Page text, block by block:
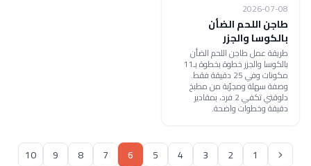
2026-07-08
طاجن اللحم الضأن
بالكوسا والجزر
طريقة عمل طاجن اللحم الضأن
بالكوسا والجزر خطوة بخطوة بـ11
مكونات وفي 25 دقيقة فقط.
وصفة سهلة ومجرّبة من مطبخ
دلوقتي تكفي 2 فرد، بمقادير
دقيقة وخطوات واضحة.
1
2
3
4
5
6
7
8
9
10